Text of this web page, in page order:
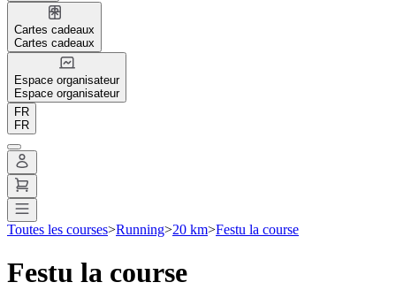
Cartes cadeaux
Cartes cadeaux
Espace organisateur
Espace organisateur
FR
FR
Toutes les courses>Running>20 km>Festu la course
Festu la course